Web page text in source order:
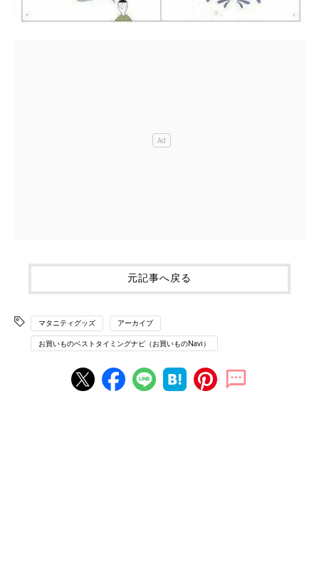
元記事へ戻る
マタニティグッズ アーカイブ
お買いものベストタイミングナビ（お買いものNavi）